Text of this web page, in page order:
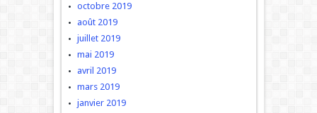
octobre 2019
août 2019
juillet 2019
mai 2019
avril 2019
mars 2019
janvier 2019